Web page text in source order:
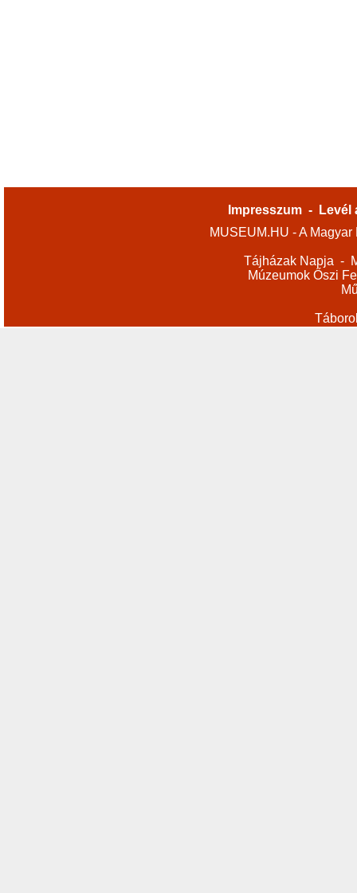
Impresszum -
Levél
MUSEUM.HU - A
Tájházak Napja -
Múzeumok Őszi